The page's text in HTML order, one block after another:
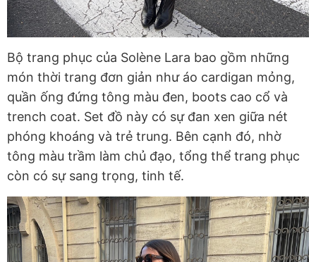
Bộ trang phục của Solène Lara bao gồm những
món thời trang đơn giản như áo cardigan mỏng,
quần ống đứng tông màu đen, boots cao cổ và
trench coat. Set đồ này có sự đan xen giữa nét
phóng khoáng và trẻ trung. Bên cạnh đó, nhờ
tông màu trầm làm chủ đạo, tổng thể trang phục
còn có sự sang trọng, tinh tế.